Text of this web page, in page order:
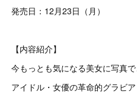
発売日：12月23日（月）
【内容紹介】
今もっとも気になる美女に写真で
アイドル・女優の革命的グラビ